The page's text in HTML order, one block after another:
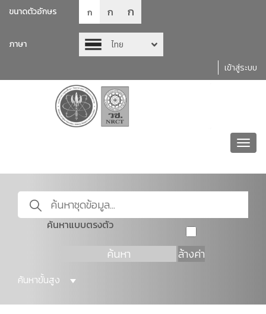
ขนาดตัวอักษร ก ก ก
ภาษา
ไทย
เข้าสู่ระบบ
ค้นหาแบบตรงตัว
ค้นหา ล้างค่า
ค้นหาขั้นสูง